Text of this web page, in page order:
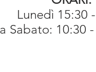
Lunedì 15:30
Sabato: 10:30